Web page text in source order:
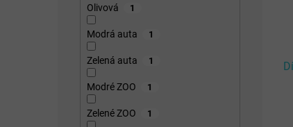
Olivová 1
Modrá auta 1
Zelená auta 1
Modré ZOO 1
Zelené ZOO 1